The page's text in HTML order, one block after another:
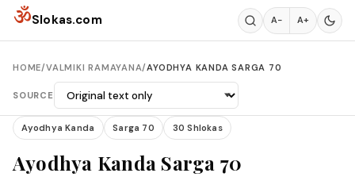
Skip to content
ॐSlokas.com A− A+
HOME/VALMIKI RAMAYANA/AYODHYA KANDA SARGA 70
SOURCE
Ayodhya Kanda Sarga 70 30 Shlokas
Ayodhya Kanda Sarga 70